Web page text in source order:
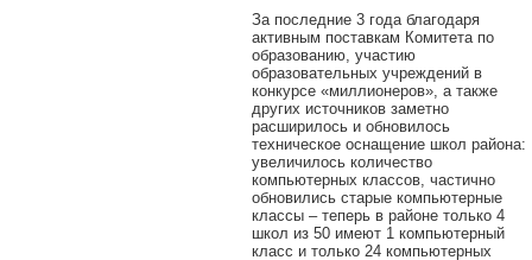
За последние 3 года благодаря
активным поставкам Комитета по
образованию, участию
образовательных учреждений в
конкурсе «миллионеров», а также
других источников заметно
расширилось и обновилось
техническое оснащение школ района:
увеличилось количество
компьютерных классов, частично
обновились старые компьютерные
классы – теперь в районе только 4
школ из 50 имеют 1 компьютерный
класс и только 24 компьютерных